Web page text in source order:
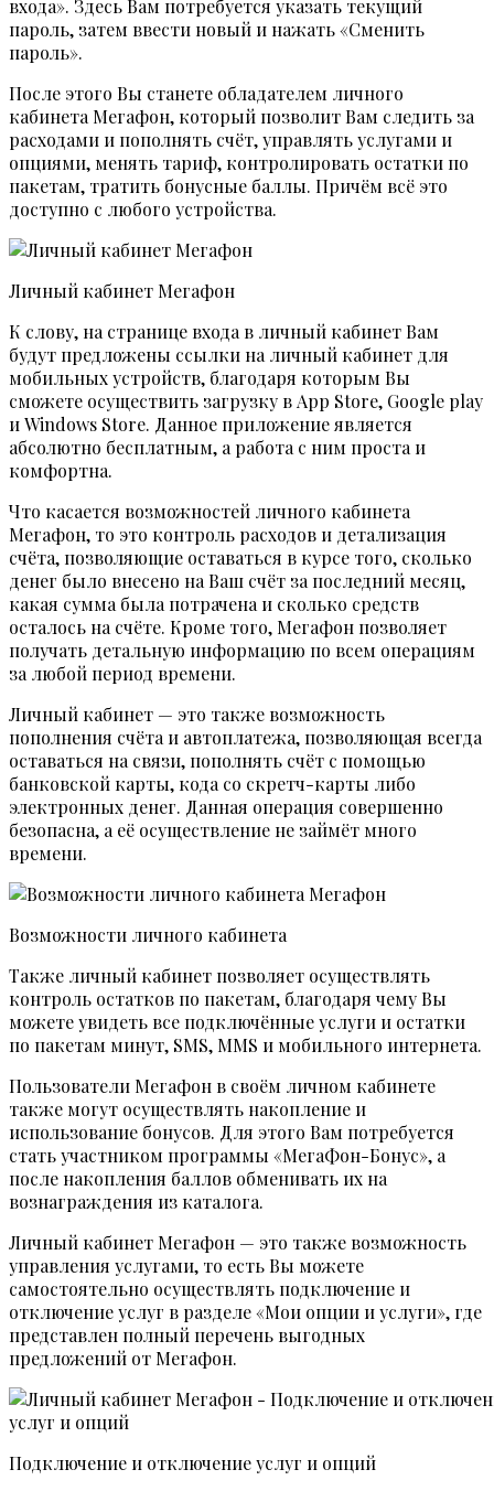
входа». Здесь Вам потребуется указать текущий
пароль, затем ввести новый и нажать «Сменить
пароль».
После этого Вы станете обладателем личного
кабинета Мегафон, который позволит Вам следить за
расходами и пополнять счёт, управлять услугами и
опциями, менять тариф, контролировать остатки по
пакетам, тратить бонусные баллы. Причём всё это
доступно с любого устройства.
Личный кабинет Мегафон
К слову, на странице входа в личный кабинет Вам
будут предложены ссылки на личный кабинет для
мобильных устройств, благодаря которым Вы
сможете осуществить загрузку в App Store, Google play
и Windows Store. Данное приложение является
абсолютно бесплатным, а работа с ним проста и
комфортна.
Что касается возможностей личного кабинета
Мегафон, то это контроль расходов и детализация
счёта, позволяющие оставаться в курсе того, сколько
денег было внесено на Ваш счёт за последний месяц,
какая сумма была потрачена и сколько средств
осталось на счёте. Кроме того, Мегафон позволяет
получать детальную информацию по всем операциям
за любой период времени.
Личный кабинет — это также возможность
пополнения счёта и автоплатежа, позволяющая всегда
оставаться на связи, пополнять счёт с помощью
банковской карты, кода со скретч-карты либо
электронных денег. Данная операция совершенно
безопасна, а её осуществление не займёт много
времени.
Возможности личного кабинета
Также личный кабинет позволяет осуществлять
контроль остатков по пакетам, благодаря чему Вы
можете увидеть все подключённые услуги и остатки
по пакетам минут, SMS, MMS и мобильного интернета.
Пользователи Мегафон в своём личном кабинете
также могут осуществлять накопление и
использование бонусов. Для этого Вам потребуется
стать участником программы «МегаФон-Бонус», а
после накопления баллов обменивать их на
вознаграждения из каталога.
Личный кабинет Мегафон — это также возможность
управления услугами, то есть Вы можете
самостоятельно осуществлять подключение и
отключение услуг в разделе «Мои опции и услуги», где
представлен полный перечень выгодных
предложений от Мегафон.
Подключение и отключение услуг и опций